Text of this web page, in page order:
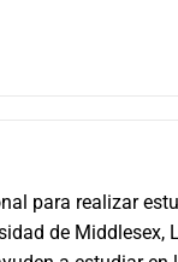
para realizar
de